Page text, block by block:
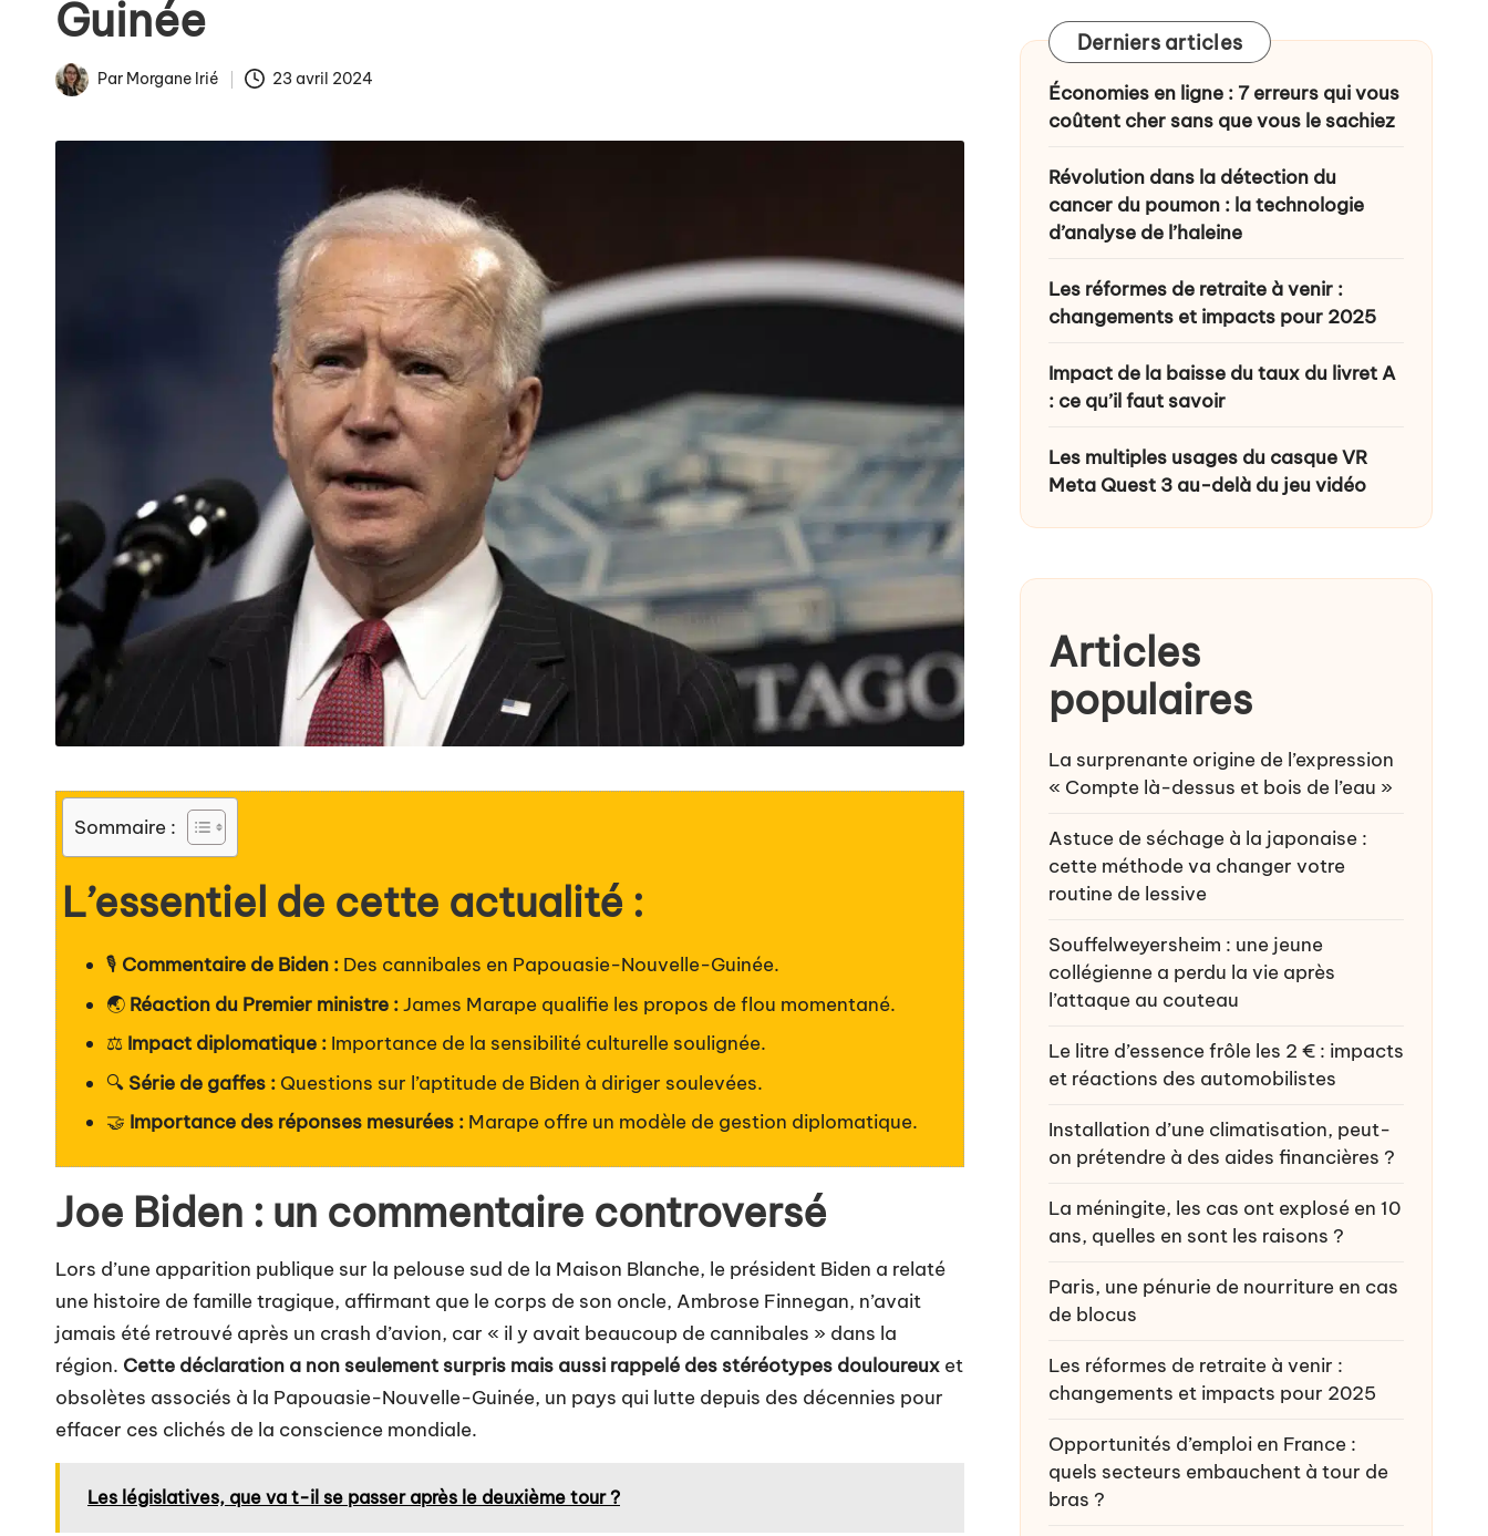
La fin des tarifs réglementés : quels impacts pour le marché de l’électricité en France ?
Comment éviter les pièges du Black Friday et réussir vos achats
Publicités de Noël et intelligence artificielle : l’ère des créations digitales
La gestion numérique de la santé : un tournant vers une meilleure accessibilité
Guinée
Publié
Par Morgane Irié 23 avril 2024
Sommaire :
L’essentiel de cette actualité :
🎙️ Commentaire de Biden : Des cannibales en Papouasie-Nouvelle-Guinée.
🌏 Réaction du Premier ministre :James Marape qualifie les propos de flou momentané.
⚖️ Impact diplomatique : Importance de la sensibilité culturelle soulignée.
🔍 Série de gaffes : Questions sur l’aptitude de Biden à diriger soulevées.
🤝 Importance des réponses mesurées : Marape offre un modèle de gestion diplomatique.
Joe Biden : un commentaire controversé
Lors d’une apparition publique sur la pelouse sud de la Maison Blanche, le président Biden a relaté
une histoire de famille tragique, affirmant que le corps de son oncle, Ambrose Finnegan, n’avait
jamais été retrouvé après un crash d’avion, car « il y avait beaucoup de cannibales » dans la
région. Cette déclaration a non seulement surpris mais aussi rappelé des stéréotypes douloureux et
obsolètes associés à la Papouasie-Nouvelle-Guinée, un pays qui lutte depuis des décennies pour
effacer ces clichés de la conscience mondiale.
Les législatives, que va t-il se passer après le deuxième tour ?
Derniers articles
Économies en ligne : 7 erreurs qui vous
coûtent cher sans que vous le sachiez
Révolution dans la détection du
cancer du poumon : la technologie
d’analyse de l’haleine
Les réformes de retraite à venir :
changements et impacts pour 2025
Impact de la baisse du taux du livret A
: ce qu’il faut savoir
Les multiples usages du casque VR
Meta Quest 3 au-delà du jeu vidéo
Articles
populaires
La surprenante origine de l’expression
« Compte là-dessus et bois de l’eau »
Astuce de séchage à la japonaise :
cette méthode va changer votre
routine de lessive
Souffelweyersheim : une jeune
collégienne a perdu la vie après
l’attaque au couteau
Le litre d’essence frôle les 2 € : impacts
et réactions des automobilistes
Installation d’une climatisation, peut-
on prétendre à des aides financières ?
La méningite, les cas ont explosé en 10
ans, quelles en sont les raisons ?
Paris, une pénurie de nourriture en cas
de blocus
Les réformes de retraite à venir :
changements et impacts pour 2025
Opportunités d’emploi en France :
quels secteurs embauchent à tour de
bras ?